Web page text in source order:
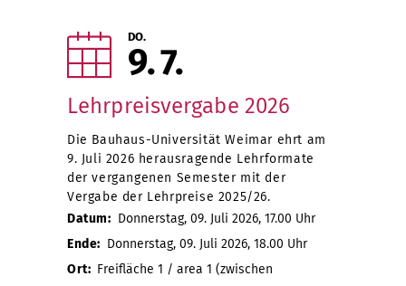
DO.
9 7
Lehrpreisvergabe 2026
Die Bauhaus-Universität Weimar ehrt am
9. Juli 2026 herausragende Lehrformate
der vergangenen Semester mit der
Vergabe der Lehrpreise 2025/26.
Datum: Donnerstag, 09. Juli 2026, 17.00 Uhr
Ende: Donnerstag, 09. Juli 2026, 18.00 Uhr
Ort: Freifläche 1 / area 1 (zwischen